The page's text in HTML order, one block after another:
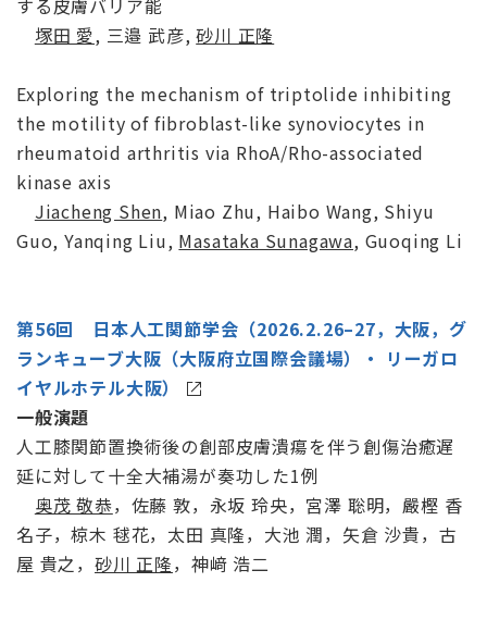
塚田 愛, 三邉 武彦,砂川 正隆
Exploring the mechanism of triptolide inhibiting
the motility of fibroblast-like synoviocytes in
rheumatoid arthritis via RhoA/Rho-associated
kinase axis
Jiacheng Shen, Miao Zhu, Haibo Wang, Shiyu
Guo, Yanqing Liu, Masataka Sunagawa, Guoqing Li
第56回 日本人工関節学会（2026.2.26–27，大阪，グ
ランキューブ大阪（大阪府立国際会議場）・ リーガロ
イヤルホテル大阪）
一般演題
人工膝関節置換術後の創部皮膚潰瘍を伴う創傷治癒遅
延に対して十全大補湯が奏功した1例
奥茂 敬恭，佐藤 敦，永坂 玲央，宮澤 聡明，嚴樫 香
名子，椋木 毬花，太田 真隆，大池 潤，矢倉 沙貴，古
屋 貴之， 砂川 正隆，神﨑 浩二